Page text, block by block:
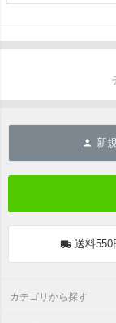
新
送料550
カテゴリから探す